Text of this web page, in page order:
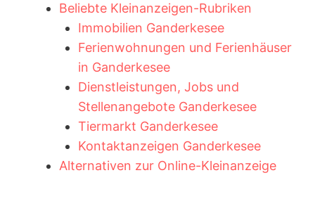
Beliebte Kleinanzeigen-Rubriken
Immobilien Ganderkesee
Ferienwohnungen und Ferienhäuser
in Ganderkesee
Dienstleistungen, Jobs und
Stellenangebote Ganderkesee
Tiermarkt Ganderkesee
Kontaktanzeigen Ganderkesee
Alternativen zur Online-Kleinanzeige